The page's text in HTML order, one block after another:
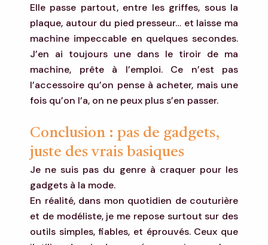
Elle passe partout, entre les griffes, sous la
plaque, autour du pied presseur… et laisse ma
machine impeccable en quelques secondes.
J’en ai toujours une dans le tiroir de ma
machine, prête à l’emploi. Ce n’est pas
l’accessoire qu’on pense à acheter, mais une
fois qu’on l’a, on ne peux plus s’en passer.
Conclusion : pas de gadgets,
juste des vrais basiques
Je ne suis pas du genre à craquer pour les
gadgets à la mode.
En réalité, dans mon quotidien de couturière
et de modéliste, je me repose surtout sur des
outils simples, fiables, et éprouvés. Ceux que